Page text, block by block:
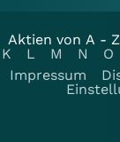
Aktien von A -
K
L M N O
Impressum